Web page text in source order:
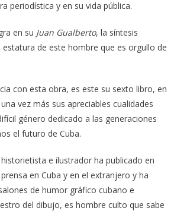
periodística y en su vida pública.
en su Juan Gualberto, la síntesis
estatura de este hombre que es orgullo de
con esta obra, es este su sexto libro, en
vez más sus apreciables cualidades
género dedicado a las generaciones
el futuro de Cuba.
e ilustrador ha publicado en
en Cuba y en el extranjero y ha
de humor gráfico cubano e
del dibujo, es hombre culto que sabe